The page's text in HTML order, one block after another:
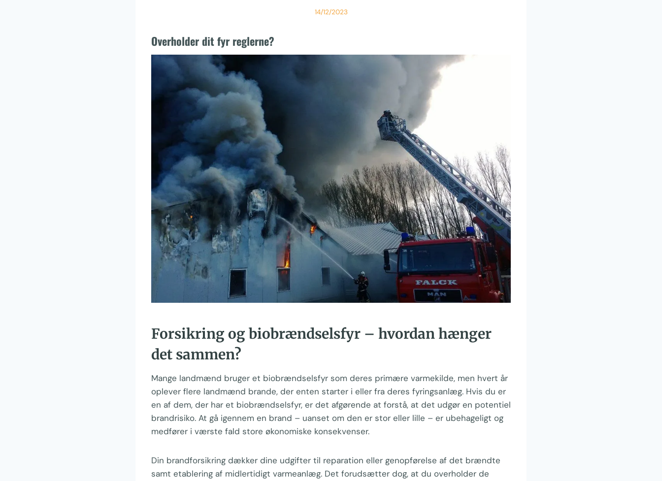
14/12/2023
Overholder dit fyr reglerne?
Forsikring og biobrændselsfyr – hvordan hænger
det sammen?
Mange landmænd bruger et biobrændselsfyr som deres primære varmekilde, men hvert år
oplever flere landmænd brande, der enten starter i eller fra deres fyringsanlæg. Hvis du er
en af dem, der har et biobrændselsfyr, er det afgørende at forstå, at det udgør en potentiel
brandrisiko. At gå igennem en brand – uanset om den er stor eller lille – er ubehageligt og
medfører i værste fald store økonomiske konsekvenser.
Din brandforsikring dækker dine udgifter til reparation eller genopførelse af det brændte
samt etablering af midlertidigt varmeanlæg. Det forudsætter dog, at du overholder de